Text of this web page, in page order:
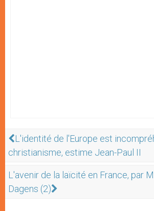
L'identité de l'Europe est
christianisme, estime Jean-Paul II
L'avenir de la laïcité en France, par
Dagens (2)